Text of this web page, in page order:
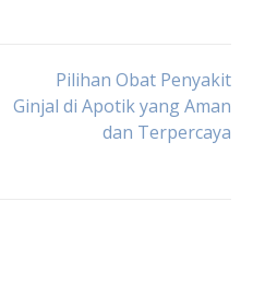
Pilihan Obat Penyakit
Ginjal di Apotik yang Aman
dan Terpercaya